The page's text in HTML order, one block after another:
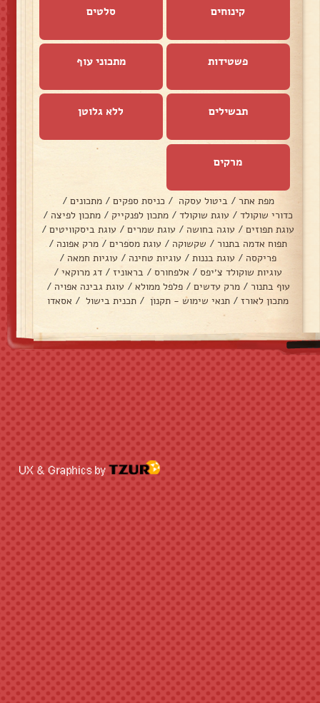
קינוחים סלטים
פשטידות מתכוני עוף
תבשילים ללא גלוטן
מרקים
מפת אתר / ביטול עסקה / כניסת ספקים / מתכונים /
כדורי שוקולד / עוגת שוקולד / מתכון לפנקייק / מתכון לפיצה /
עוגת תפוזים / עוגה בחושה / עוגת שמרים / עוגת ביסקוויטים /
תפוח אדמה בתנור / שקשוקה / עוגת מספרים / מרק אפונה /
פריקסה / עוגת בננות / עוגיות טחינה / עוגיות חמאה /
עוגיות שוקולד צ׳יפס / אלפחורס / בראוניז / דג מרוקאי /
עוף בתנור / מרק עדשים / פלפל ממולא / עוגת גבינה אפויה /
מתכון לאורז / תנאי שימוש - תקנון / תכנית בישול / אסאדו